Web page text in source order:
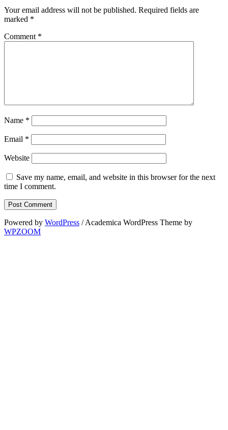
Your email address will not be published. Required fields are
marked *
Comment *
Name *
Email *
Website
Save my name, email, and website in this browser for the next
time I comment.
Powered by WordPress / Academica WordPress Theme by
WPZOOM